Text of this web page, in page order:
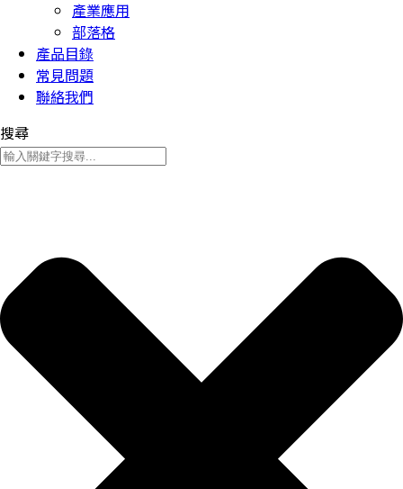
產業應用
部落格
產品目錄
常見問題
聯絡我們
搜尋